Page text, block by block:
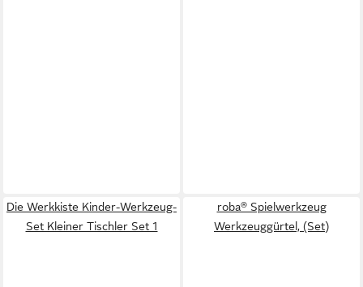
Die Werkkiste Kinder-Werkzeug-
Set Kleiner Tischler Set 1
roba® Spielwerkzeug
Werkzeuggürtel, (Set)